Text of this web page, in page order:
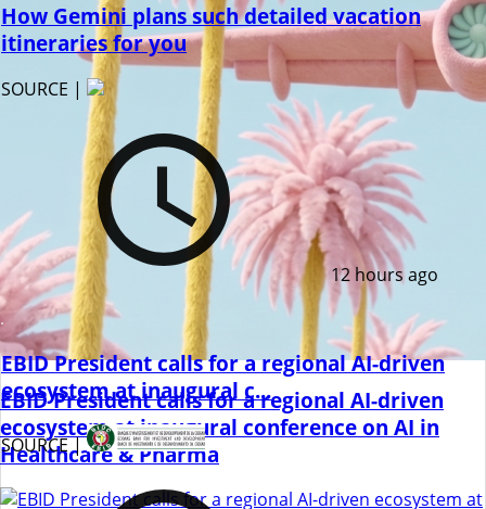
EBID President calls for a regional AI-driven
ecosystem at inaugural conference on AI in
Healthcare & Pharma
How Gemini plans such detailed vacation
itineraries for you
SOURCE |
12 hours ago
EBID President calls for a regional AI-driven
ecosystem at inaugural c...
SOURCE |